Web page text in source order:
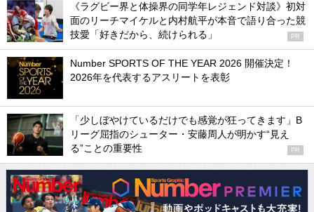
《ラグビー界と体操界の同学年レジェンド対談》初対
面のリーチマイケルと内村航平が本音で語り合った競
技愛「好きだから、続けられる」
PR
Number SPORTS OF THE YEAR 2026 開催決定！
2026年を代表するアスリートを表彰
「少しぼやけているだけでも感覚が狂ってきます」B
リーグ屈指のシューター・安藤周人が明かす“見え
る”ことの重要性
PR